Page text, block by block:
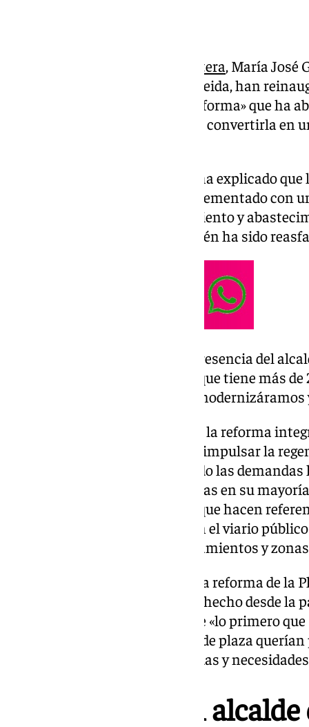
Jerez de la Frontera, María José
Madrid, José Luis Martínez Almeida, han
sido objeto de una «completa reforma» que ha
equipamientos y servicios, para convertirla en
En una nota, el Ayuntamiento ha explicado
esta céntrica plaza se ha complementado con
renovación de redes de saneamiento y
Callejón de los Bolos, que también ha sido
La alcaldesa ha agradecido la presencia del
reinauguración de esta plaza, «que tiene más
habían venido pidiendo que la
García-Pelayo ha recordado que la reforma
al compromiso del Gobierno de impulsar la
públicos de la ciudad, atendiendo las
colectivos vecinales, relacionadas en su
de los barrios y las barriadas, y que hacen
mantenimiento, deficiencias en el viario
carencia o mal estado de equipamientos y
Igualmente, ha subrayado que la reforma de la
el Gobierno solo, sino que se ha hecho desde
recordando, en este sentido, que «lo primero
escucharlos y conocer qué tipo de plaza
más se ajustasen a sus demandas y
La alcaldesa y el